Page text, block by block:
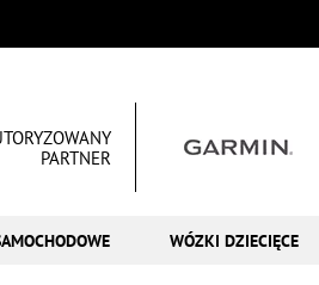
PARTNER
WÓZKI DZIECIĘCE